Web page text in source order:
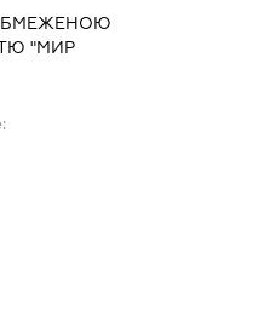
"МИР